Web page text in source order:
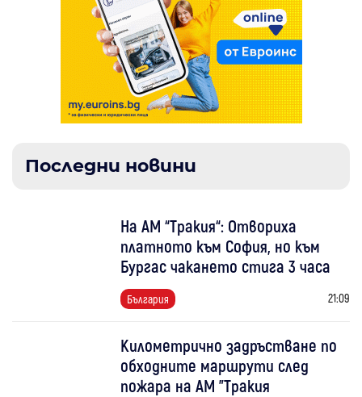
Последни новини
На АМ “Тракия“: Отвориха
платното към София, но към
Бургас чакането стига 3 часа
България 21:09
Километрично задръстване по
обходните маршрути след
пожара на АМ "Тракия